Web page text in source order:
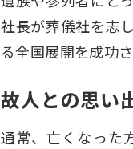
社長が葬儀社を志
る全国展開を成功
故人との思い
通常、亡くなった